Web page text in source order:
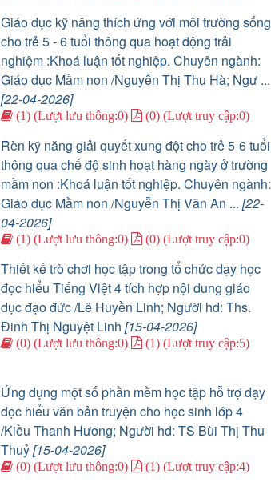
Giáo dục kỹ năng thích ứng với môi trường sống
cho trẻ 5 - 6 tuổi thông qua hoạt động trải
nghiệm :Khoá luận tốt nghiệp. Chuyên ngành:
Giáo dục Mầm non /Nguyễn Thị Thu Hà; Ngư ...
[22-04-2026]
(1) (Lượt lưu thông:0) (0) (Lượt truy cập:0)
Rèn kỹ năng giải quyết xung đột cho trẻ 5-6 tuổi
thông qua chế độ sinh hoạt hàng ngày ở trường
mầm non :Khoá luận tốt nghiệp. Chuyên ngành:
Giáo dục Mầm non /Nguyễn Thị Vân An ... [22-
04-2026]
(1) (Lượt lưu thông:0) (0) (Lượt truy cập:0)
Thiết kế trò chơi học tập trong tổ chức dạy học
đọc hiểu Tiếng Việt 4 tích hợp nội dung giáo
dục đạo đức /Lê Huyền Linh; Người hd: Ths.
Đinh Thị Nguyệt Linh [15-04-2026]
(0) (Lượt lưu thông:0) (1) (Lượt truy cập:5)
Ứng dụng một số phần mềm học tập hỗ trợ dạy
đọc hiểu văn bản truyện cho học sinh lớp 4
/Kiều Thanh Hương; Người hd: TS Bùi Thị Thu
Thuỷ[15-04-2026]
(0) (Lượt lưu thông:0) (1) (Lượt truy cập:4)